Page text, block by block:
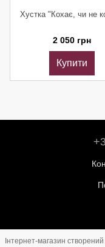
Хустка "Кохає, чи не
2 050 грн
Купити
Інтернет-магазин